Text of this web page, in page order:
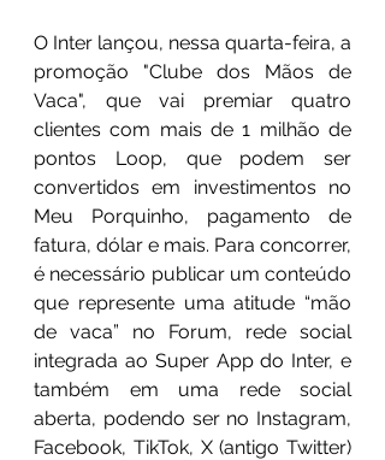
O Inter lançou, nessa quarta-feira, a
promoção "Clube dos Mãos de
Vaca", que vai premiar quatro
clientes com mais de 1 milhão de
pontos Loop, que podem ser
convertidos em investimentos no
Meu Porquinho, pagamento de
fatura, dólar e mais. Para concorrer,
é necessário publicar um conteúdo
que represente uma atitude “mão
de vaca” no Forum, rede social
integrada ao Super App do Inter, e
também em uma rede social
aberta, podendo ser no Instagram,
Facebook, TikTok, X (antigo Twitter)